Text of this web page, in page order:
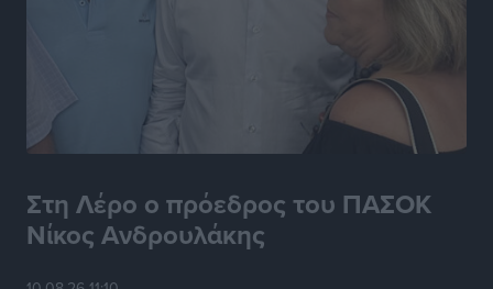
Στη Λέρο ο πρόεδρος του ΠΑΣΟΚ
Νίκος Ανδρουλάκης